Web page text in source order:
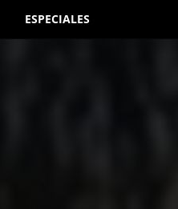
ESPECIALES